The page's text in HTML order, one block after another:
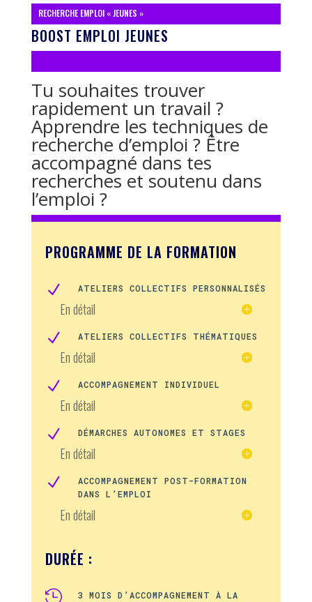
RECHERCHE EMPLOI « JEUNES »
BOOST EMPLOI JEUNES
Tu souhaites trouver
rapidement un travail ?
Apprendre les techniques de
recherche d’emploi ? Être
accompagné dans tes
recherches et soutenu dans
l’emploi ?
PROGRAMME DE LA FORMATION
N ATELIERS COLLECTIFS PERSONNALISÉS
En détail
N ATELIERS COLLECTIFS THÉMATIQUES
En détail
N ACCOMPAGNEMENT INDIVIDUEL
En détail
N DÉMARCHES AUTONOMES ET STAGES
En détail
N
ACCOMPAGNEMENT POST-FORMATION
DANS L’EMPLOI
En détail
DURÉE :
 3 MOIS D’ACCOMPAGNEMENT À LA